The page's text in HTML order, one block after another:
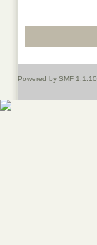
Powered by SMF 1.1.10